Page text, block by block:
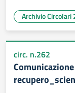
Archivio
circ. n.262